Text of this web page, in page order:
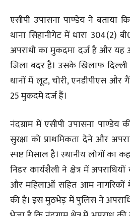
एसीपी उपासना पाण्डेय ने बताया
थाना सिहानीगेट में धारा 304(2)
अपराधी का मुकदमा दर्ज है और यह
जिला बदर है। उसके खिलाफ दिल्ली
थानों में लूट, चोरी, एनडीपीएस
25 मुकदमे दर्ज हैं।
नंदग्राम में एसीपी उपासना
सुरक्षा को प्राथमिकता देने और
स्पष्ट मिसाल है। स्थानीय लोगों का
निडर कार्यशैली ने क्षेत्र में
और महिलाओं सहित आम नागरिकों
की है। इस मुठभेड़ में पुलिस ने